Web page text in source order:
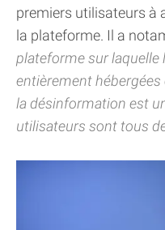
premiers utilisateurs à
la plateforme. Il a
plateforme sur laquelle
entièrement
la désinformation est
utilisateurs sont tous